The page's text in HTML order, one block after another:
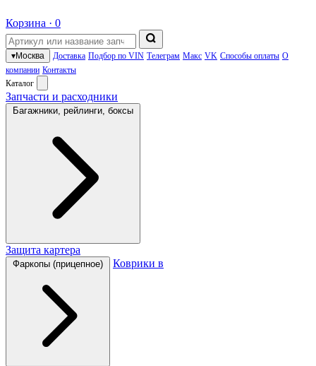
Корзина · 0
▾Москва Доставка Подбор по VIN Телеграм Макс VK Способы оплаты О
компании Контакты
Каталог
Запчасти и расходники
Багажники, рейлинги, боксы
Защита картера
Фаркопы (прицепное) Коврики в